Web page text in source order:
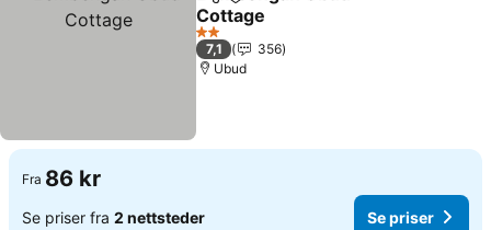
Legg til i favoritter
Cottage
2 Stjerner
7,1
356
Ubud
Fra 86 kr
Se priser fra 2 nettsteder Se priser